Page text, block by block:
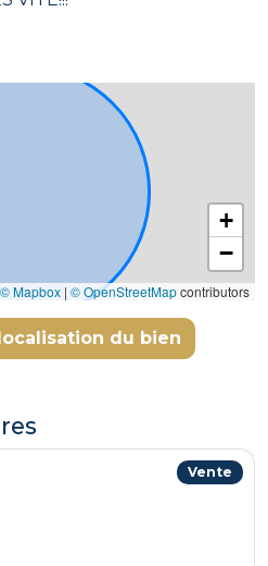
+
−
© Mapbox | © OpenStreetMapcontributors
du bien
Vente